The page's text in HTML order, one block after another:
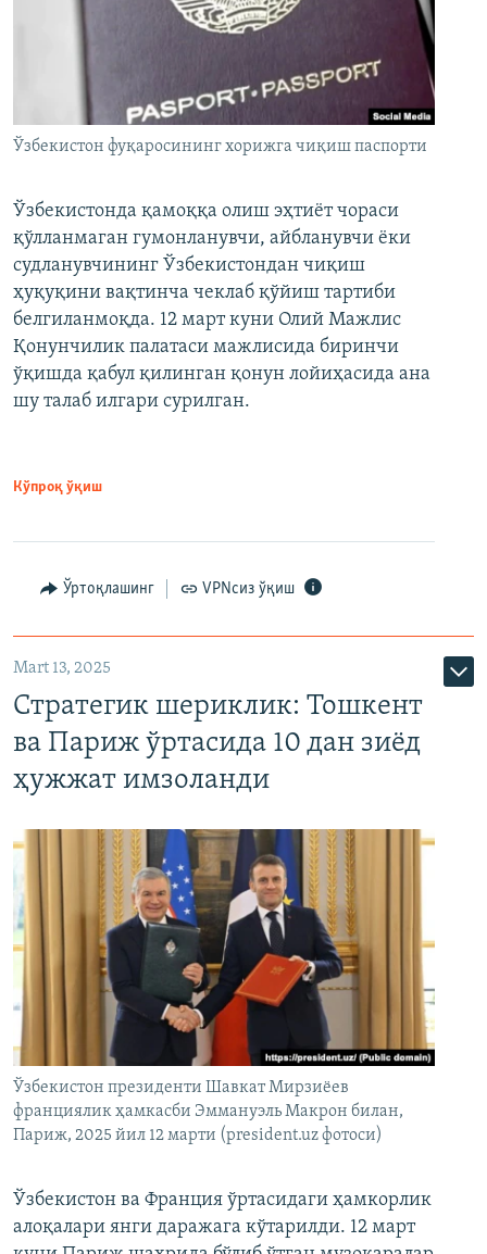
Ўзбекистон фуқаросининг хорижга чиқиш паспорти
Ўзбекистонда қамоққа олиш эҳтиёт чораси
қўлланмаган гумонланувчи, айбланувчи ёки
судланувчининг Ўзбекистондан чиқиш
ҳуқуқини вақтинча чеклаб қўйиш тартиби
белгиланмоқда. 12 март куни Олий Мажлис
Қонунчилик палатаси мажлисида биринчи
ўқишда қабул қилинган қонун лойиҳасида ана
шу талаб илгари сурилган.
Кўпроқ ўқиш
Ўртоқлашинг VPNсиз ўқиш
Mart 13, 2025
Стратегик шериклик: Тошкент
ва Париж ўртасида 10 дан зиёд
ҳужжат имзоланди
Ўзбекистон президенти Шавкат Мирзиёев
франциялик ҳамкасби Эммануэль Макрон билан,
Париж, 2025 йил 12 марти (president.uz фотоси)
Ўзбекистон ва Франция ўртасидаги ҳамкорлик
алоқалари янги даражага кўтарилди. 12 март